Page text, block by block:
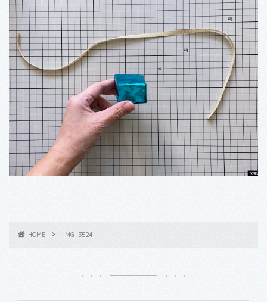
HOME IMG_3524